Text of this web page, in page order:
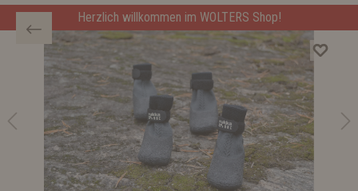
Herzlich willkommen im WOLTERS Shop!